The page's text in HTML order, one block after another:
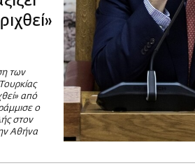
των
από
ο
στον
Αθήνα